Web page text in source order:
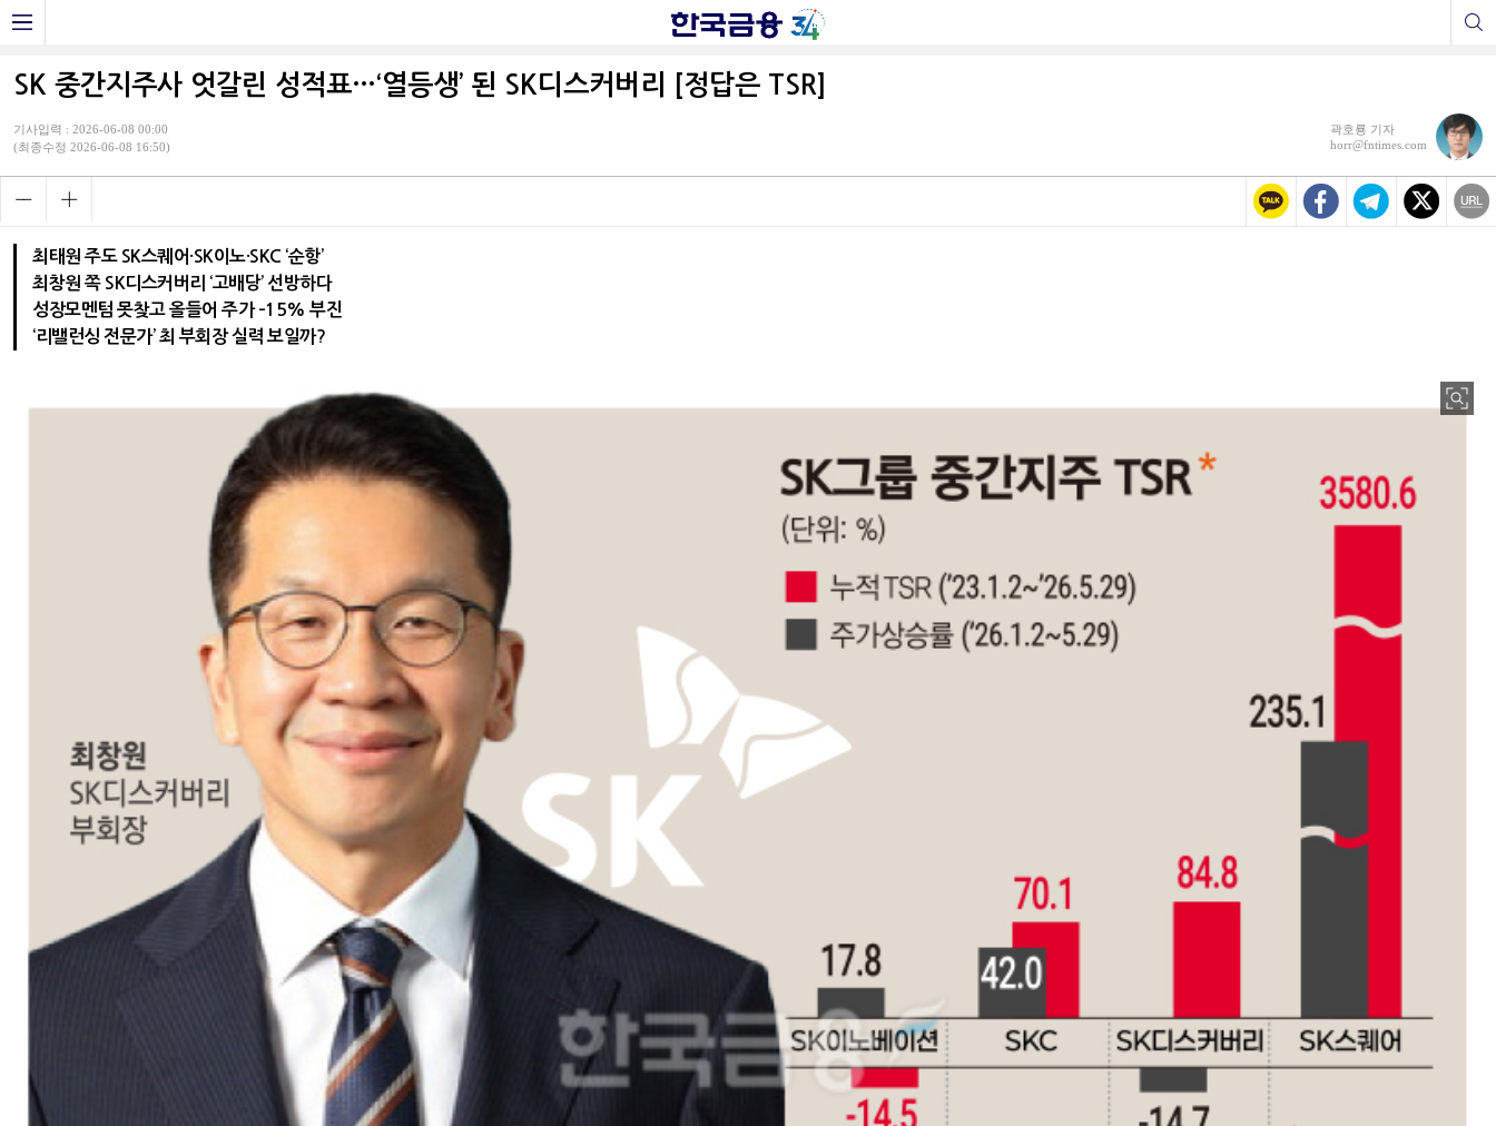
SK 중간지주사 엇갈린 성적표…‘열등생’ 된 SK디스커버리 [정답은 TSR]
기사입력 : 2026-06-08 00:00
(최종수정 2026-06-08 16:50)
곽호룡 기자
horr@fntimes.com
최태원 주도 SK스퀘어·SK이노·SKC ‘순항’
최창원 쪽 SK디스커버리 ‘고배당’ 선방하다
성장모멘텀 못찾고 올들어 주가 –15% 부진
‘리밸런싱 전문가’ 최 부회장 실력 보일까?